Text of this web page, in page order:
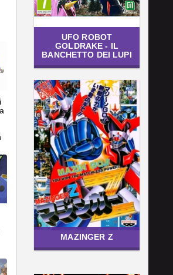
UFO ROBOT
GOLDRAKE - IL
BANCHETTO DEI LUPI
MAZINGER Z